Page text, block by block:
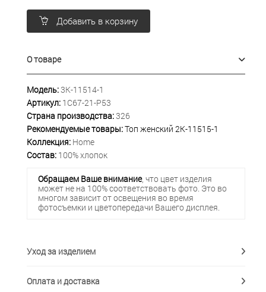
Добавить в корзину
О товаре
Модель:3К-11514-1
Артикул: 1С67-21-Р53
Страна производства:326
Рекомендуемые товары:Топ женский 2К-11515-1
Коллекция: Home
Состав: 100% хлопок
Обращаем Ваше внимание, что цвет изделия
может не на 100% соответствовать фото. Это во
многом зависит от освещения во время
фотосъемки и цветопередачи Вашего дисплея.
Уход за изделием
Оплата и доставка